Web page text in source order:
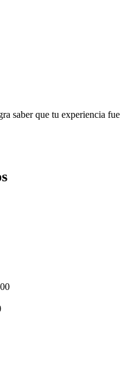
saber que tu experiencia fue